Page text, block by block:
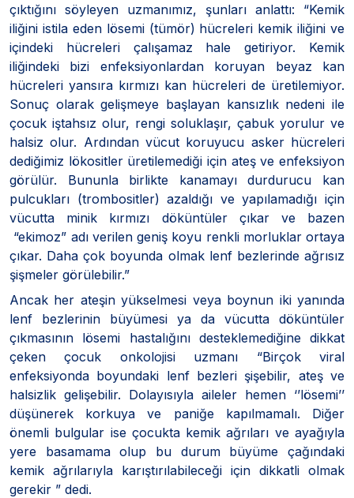
çıktığını söyleyen uzmanımız, şunları anlattı: “Kemik
iliğini istila eden lösemi (tümör) hücreleri kemik iliğini ve
içindeki hücreleri çalışamaz hale getiriyor. Kemik
iliğindeki bizi enfeksiyonlardan koruyan beyaz kan
hücreleri yansıra kırmızı kan hücreleri de üretilemiyor.
Sonuç olarak gelişmeye başlayan kansızlık nedeni ile
çocuk iştahsız olur, rengi soluklaşır, çabuk yorulur ve
halsiz olur. Ardından vücut koruyucu asker hücreleri
dediğimiz lökositler üretilemediği için ateş ve enfeksiyon
görülür. Bununla birlikte kanamayı durdurucu kan
pulcukları (trombositler) azaldığı ve yapılamadığı için
vücutta minik kırmızı döküntüler çıkar ve bazen
“ekimoz” adı verilen geniş koyu renkli morluklar ortaya
çıkar. Daha çok boyunda olmak lenf bezlerinde ağrısız
şişmeler görülebilir.”
Ancak her ateşin yükselmesi veya boynun iki yanında
lenf bezlerinin büyümesi ya da vücutta döküntüler
çıkmasının lösemi hastalığını desteklemediğine dikkat
çeken çocuk onkolojisi uzmanı “Birçok viral
enfeksiyonda boyundaki lenf bezleri şişebilir, ateş ve
halsizlik gelişebilir. Dolayısıyla aileler hemen ‘’lösemi’’
düşünerek korkuya ve paniğe kapılmamalı. Diğer
önemli bulgular ise çocukta kemik ağrıları ve ayağıyla
yere basamama olup bu durum büyüme çağındaki
kemik ağrılarıyla karıştırılabileceği için dikkatli olmak
gerekir ” dedi.